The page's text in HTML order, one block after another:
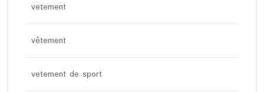
vetement
vêtement
vetement de sport